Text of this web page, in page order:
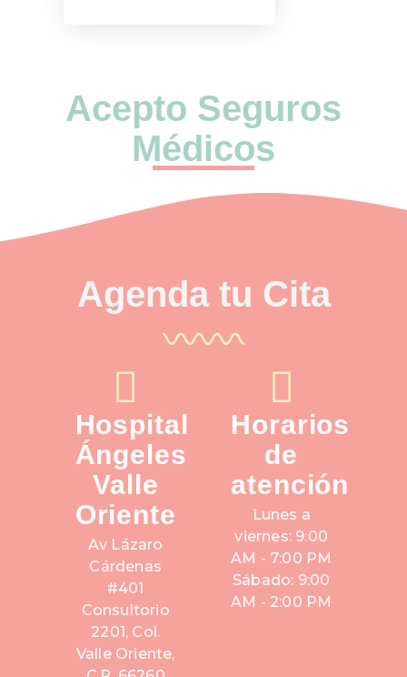
Acepto Seguros
Médicos
Agenda tu Cita
Hospital
Ángeles
Valle
Oriente
Av Lázaro
Cárdenas
#401
Consultorio
2201, Col.
Valle Oriente,
Horarios
de
atención
Lunes a
viernes: 9:00
AM - 7:00 PM
Sábado: 9:00
AM - 2:00 PM